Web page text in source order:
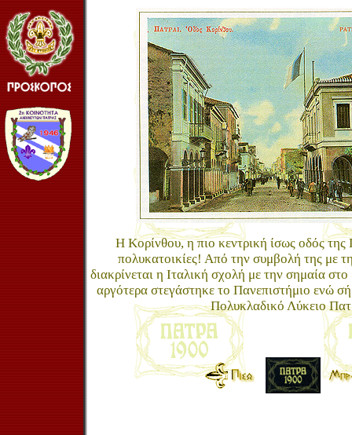
Η Κορίνθου, η πιο κεντρική ίσως οδός
πολυκατοικίες! Από την συμβολή της με
διακρίνεται η Ιταλική σχολή με την σημαία
αργότερα στεγάστηκε το Πανεπιστήμιο ενώ
Πολυκλαδικό Λύκειο